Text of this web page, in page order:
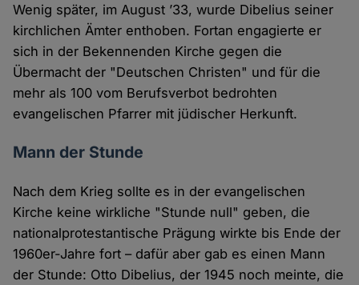
Wenig später, im August ’33, wurde Dibelius seiner
kirchlichen Ämter enthoben. Fortan engagierte er
sich in der Bekennenden Kirche gegen die
Übermacht der "Deutschen Christen" und für die
mehr als 100 vom Berufsverbot bedrohten
evangelischen Pfarrer mit jüdischer Herkunft.
Mann der Stunde
Nach dem Krieg sollte es in der evangelischen
Kirche keine wirkliche "Stunde null" geben, die
nationalprotestantische Prägung wirkte bis Ende der
1960er-Jahre fort – dafür aber gab es einen Mann
der Stunde: Otto Dibelius, der 1945 noch meinte, die